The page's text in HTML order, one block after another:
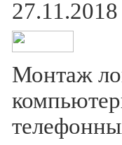
27.11.2018
Монтаж